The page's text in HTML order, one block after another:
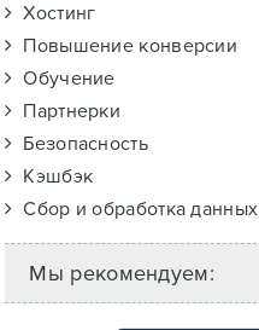
Хостинг
Повышение конверсии
Обучение
Партнерки
Безопасность
Кэшбэк
Сбор и обработка данных
Мы рекомендуем: